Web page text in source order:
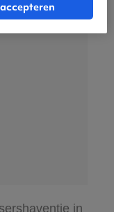
in
accepteren